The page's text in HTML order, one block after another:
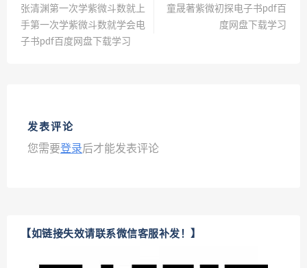
张清渊第一次学紫微斗数就上
手第一次学紫微斗数就学会电
子书pdf百度网盘下载学习
童晟著紫微初探电子书pdf百
度网盘下载学习
发表评论
您需要登录后才能发表评论
【如链接失效请联系微信客服补发！】